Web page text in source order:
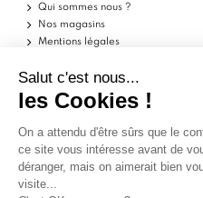
Qui sommes nous ?
Nos magasins
Mentions légales
Politique de confidentialité
Aide
Echantillons
Livraisons
Retours
FAQ